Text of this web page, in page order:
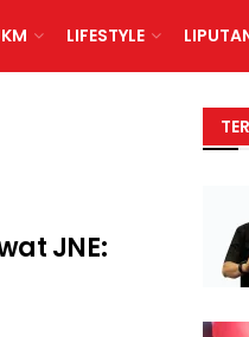
LIFESTYLE
JNE: